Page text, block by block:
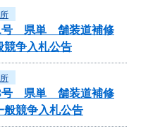
1号 県単 舗装道補修
競争入札公告
3号 県単 舗装道補修
般競争入札公告